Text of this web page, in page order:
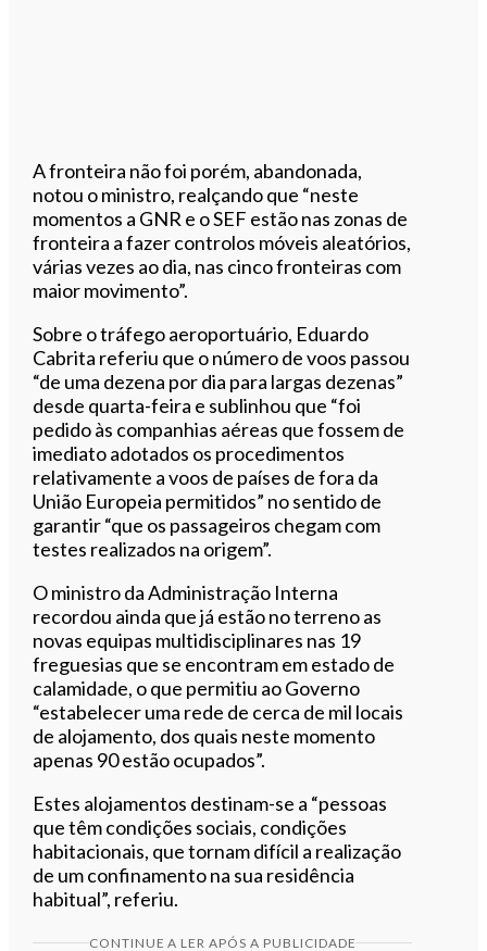
A fronteira não foi porém, abandonada,
notou o ministro, realçando que “neste
momentos a GNR e o SEF estão nas zonas de
fronteira a fazer controlos móveis aleatórios,
várias vezes ao dia, nas cinco fronteiras com
maior movimento”.
Sobre o tráfego aeroportuário, Eduardo
Cabrita referiu que o número de voos passou
“de uma dezena por dia para largas dezenas”
desde quarta-feira e sublinhou que “foi
pedido às companhias aéreas que fossem de
imediato adotados os procedimentos
relativamente a voos de países de fora da
União Europeia permitidos” no sentido de
garantir “que os passageiros chegam com
testes realizados na origem”.
O ministro da Administração Interna
recordou ainda que já estão no terreno as
novas equipas multidisciplinares nas 19
freguesias que se encontram em estado de
calamidade, o que permitiu ao Governo
“estabelecer uma rede de cerca de mil locais
de alojamento, dos quais neste momento
apenas 90 estão ocupados”.
Estes alojamentos destinam-se a “pessoas
que têm condições sociais, condições
habitacionais, que tornam difícil a realização
de um confinamento na sua residência
habitual”, referiu.
CONTINUE A LER APÓS A PUBLICIDADE